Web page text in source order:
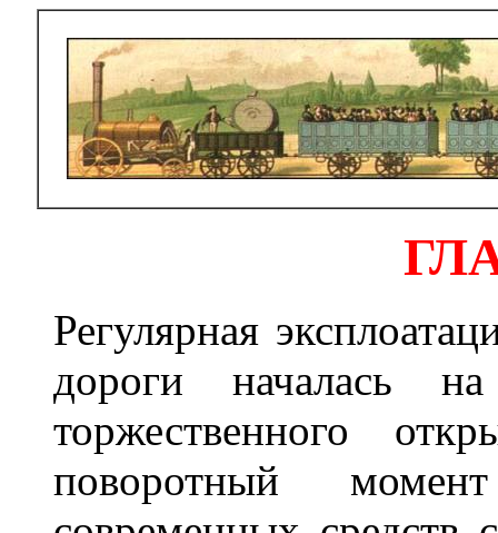
Регулярная
дороги началась
торжественного
поворотный